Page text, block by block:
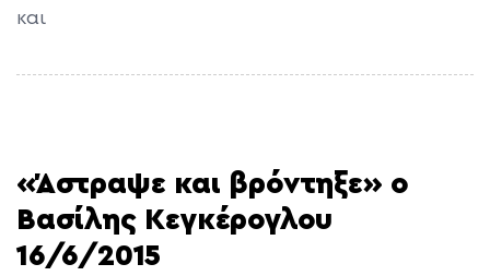
και
«Άστραψε και βρόντηξε» ο
Βασίλης Κεγκέρογλου
16/6/2015